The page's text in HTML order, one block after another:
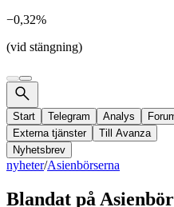
−0,32%
(vid stängning)
Start Telegram Analys
Externa tjänster
Till Avanza
Nyhetsbrev
nyheter/Asienbörserna
Blandat på